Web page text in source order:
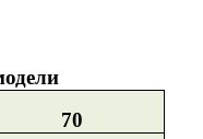
70